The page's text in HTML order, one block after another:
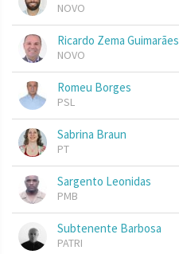
NOVO
Ricardo Zema Guimarães
NOVO
Romeu Borges
PSL
Sabrina Braun
PT
Sargento Leonidas
PMB
Subtenente Barbosa
PATRI